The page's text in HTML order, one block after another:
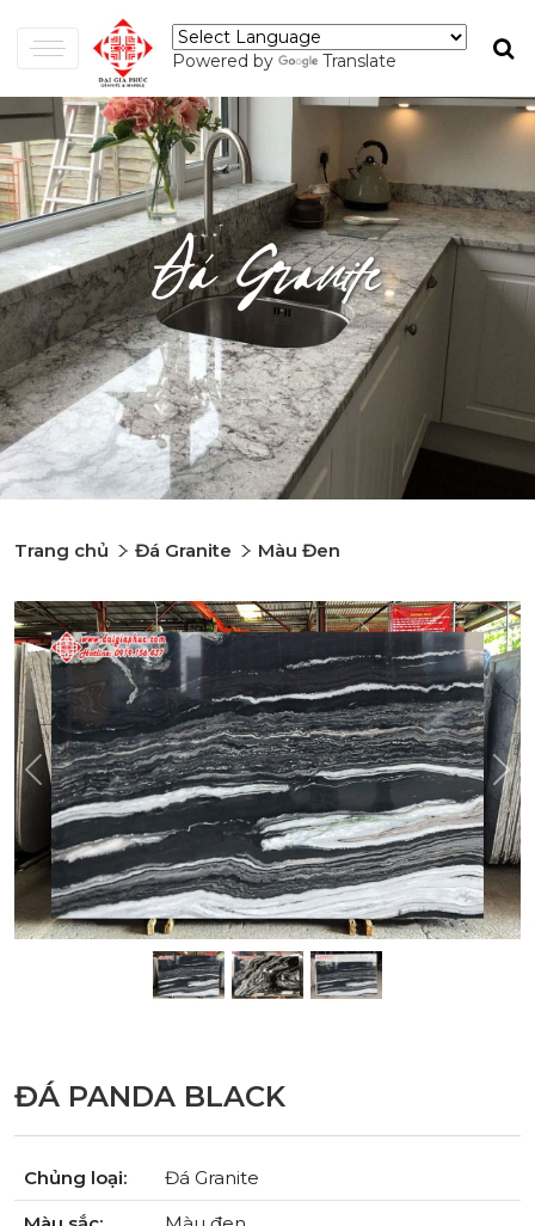
Powered by Translate
Đá Granite
Trang chủ Đá Granite Màu Đen
Previous
ĐÁ PANDA BLACK
Chủng loại:
Đá Granite